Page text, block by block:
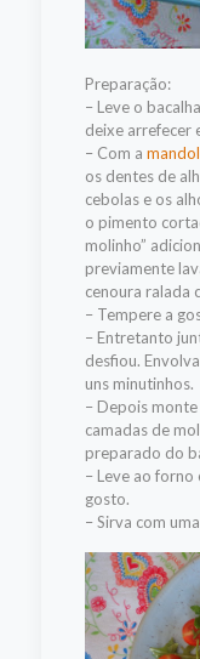
Preparação:
– Leve o
deixe arrefecer
– Com a
os dentes de
cebolas e os
o pimento
molinho”
previamente
cenoura ralada
– Tempere a
– Entretanto
desfiou.
uns minutinhos.
– Depois
camadas de
preparado do
– Leve ao
gosto.
– Sirva com